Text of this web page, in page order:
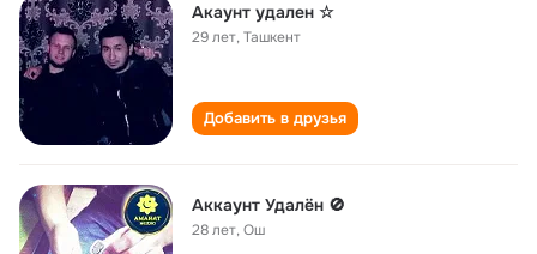
Акаунт удален ☆
29 лет,Ташкент
Добавить в друзья
Аккаунт Удалён 🚫
28 лет,Ош